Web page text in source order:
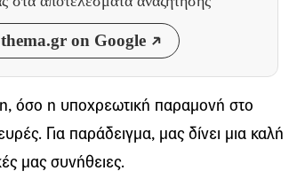
on Google
όσο η υποχρεωτική παραμονή στο
Για παράδειγμα, μας δίνει μια καλή
μας συνήθειες.